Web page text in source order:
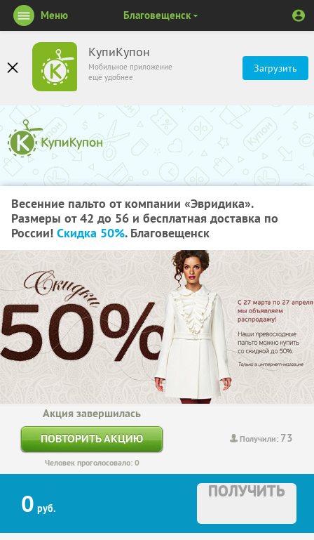
КупиКупон
Мобильное приложение
ещё удобнее
Загрузить
Меню Благовещенск
Весенние пальто от компании «Эвридика».
Размеры от 42 до 56 и бесплатная доставка по
России! Скидка 50%. Благовещенск
Получили: 73
Акция завершилась
ПОВТОРИТЬ АКЦИЮ
Человек проголосовало: 0
0 руб.
ПОЛУЧИТЬ